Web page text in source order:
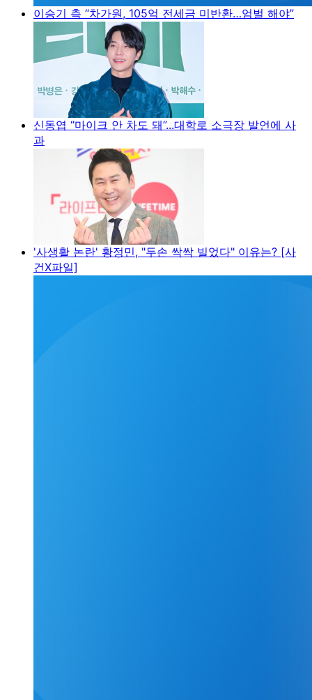
이승기 측 “차가원, 105억 전세금 미반환…엄벌 해야”
신동엽 “마이크 안 차도 돼”...대학로 소극장 발언에 사
과
'사생활 논란' 황정민, "두손 싹싹 빌었다" 이유는? [사
건X파일]